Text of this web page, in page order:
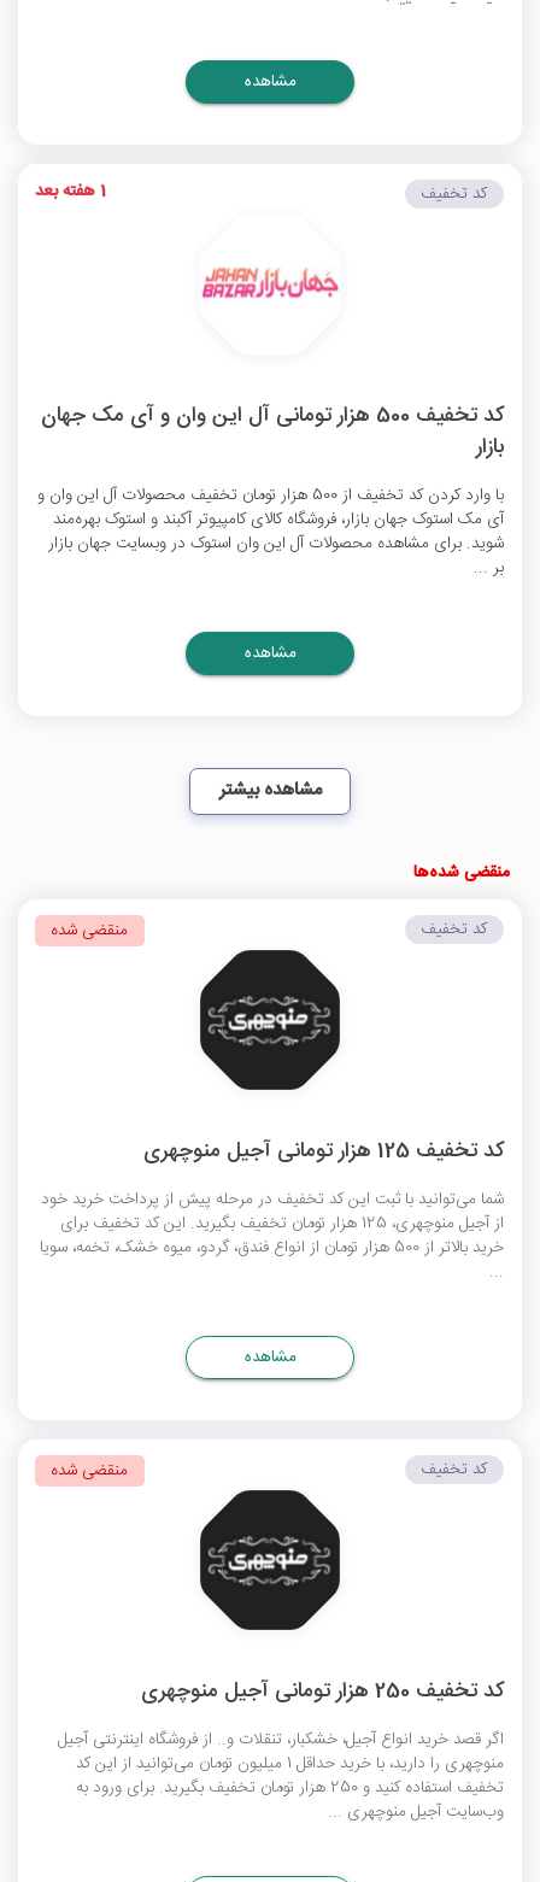
مشاهده
کد تخفیف 500 هزار تومانی آل این وان و آی مک جهان
بازار
با وارد کردن کد تخفیف از 500 هزار تومان تخفیف محصولات آل این وان و
آی مک استوک جهان بازار، فروشگاه کالای کامپیوتر آکبند و استوک بهره‌مند
شوید. برای مشاهده محصولات آل این وان استوک در وبسایت جهان بازار
بر ...
کد تخفیف 1 هفته بعد
مشاهده
مشاهده بیشتر
منقضی شده‌ها
کد تخفیف 125 هزار تومانی آجیل منوچهری
شما می‌توانید با ثبت این کد تخفیف در مرحله پیش از پرداخت خرید خود
از آجیل منوچهری، 125 هزار تومان تخفیف بگیرید. این کد تخفیف برای
خرید بالاتر از 500 هزار تومان از انواع فندق، گردو، میوه خشک، تخمه، سویا
...
کد تخفیف منقضی شده
مشاهده
کد تخفیف 250 هزار تومانی آجیل منوچهری
اگر قصد خرید انواع آجیل، خشکبار، تنقلات و.. از فروشگاه اینترنتی آجیل
منوچهری را دارید، با خرید حداقل 1 میلیون تومان می‌توانید از این کد
تخفیف استفاده کنید و 250 هزار تومان تخفیف بگیرید. برای ورود به
وب‌سایت آجیل منوچهری ...
کد تخفیف منقضی شده